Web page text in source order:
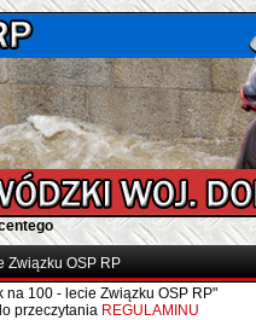
Związku OSP RP
na 100 - lecie Związku OSP RP"
przeczytania REGULAMINU